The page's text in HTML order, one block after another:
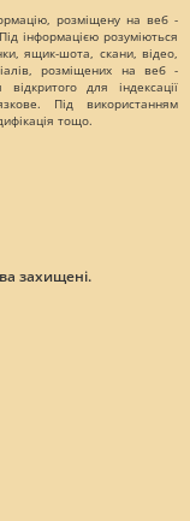
розміщену на веб -
інформацією розуміються
ящик-шота, скани, відео,
розміщених на веб -
відкритого для індексації
Під використанням
тощо.
захищені.